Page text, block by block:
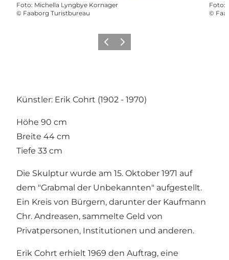
Foto: Michella Lyngbye Kornager
© Faaborg Turistbureau
Foto:
©
ZurückWeiter
Künstler: Erik Cohrt (1902 - 1970)
Höhe 90 cm
Breite 44 cm
Tiefe 33 cm
Die Skulptur wurde am 15. Oktober 1971 auf
dem "Grabmal der Unbekannten" aufgestellt.
Ein Kreis von Bürgern, darunter der Kaufmann
Chr. Andreasen, sammelte Geld von
Privatpersonen, Institutionen und anderen.
Erik Cohrt erhielt 1969 den Auftrag, eine